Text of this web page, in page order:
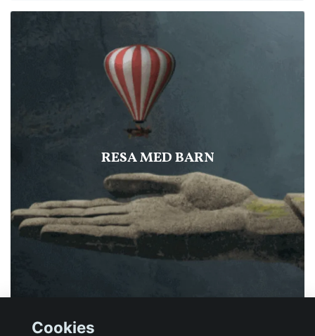
RESA MED BARN
Cookies